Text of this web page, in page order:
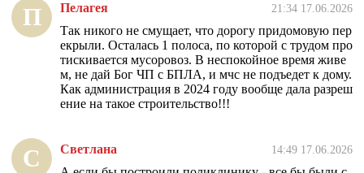
П Пелагея 21:34 17.06.2026
Так никого не смущает, что дорогу придомовую пер
екрыли. Осталась 1 полоса, по которой с трудом про
тискивается мусоровоз. В неспокойное время живе
м, не дай Бог ЧП с БПЛА, и мчс не подъедет к дому.
Как администрация в 2024 году вообще дала разреш
ение на такое строительство!!!
С Светлана 14:49 17.06.2026